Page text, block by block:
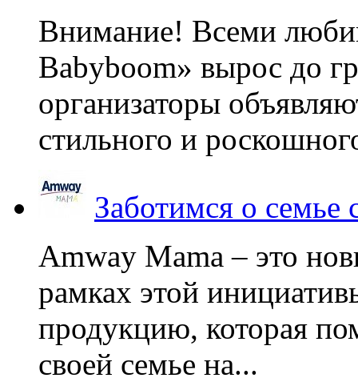
Внимание! Всеми
Babyboom» вырос до
организаторы
стильного и
Заботимся о
Amway Mama – это
рамках этой
продукцию, которая
своей семье на...